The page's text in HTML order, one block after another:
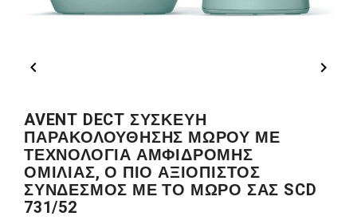
 
AVENT DECT ΣΥΣΚΕΥΉ
ΠΑΡΑΚΟΛΟΎΘΗΣΗΣ ΜΩΡΟΎ ΜΕ
ΤΕΧΝΟΛΟΓΊΑ ΑΜΦΊΔΡΟΜΗΣ
ΟΜΙΛΊΑΣ, Ο ΠΙΟ ΑΞΙΌΠΙΣΤΟΣ
ΣΎΝΔΕΣΜΟΣ ΜΕ ΤΟ ΜΩΡΌ ΣΑΣ SCD
731/52